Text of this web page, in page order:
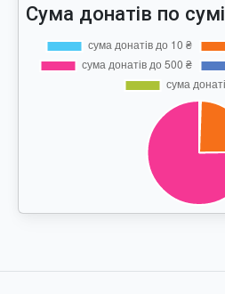
Сума донатів по сумі